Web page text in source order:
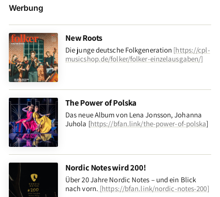
Werbung
New Roots
Die junge deutsche Folkgeneration [https://cpl-
musicshop.de/folker/folker-einzelausgaben/]
The Power of Polska
Das neue Album von Lena Jonsson, Johanna
Juhola [https://bfan.link/the-power-of-polska]
Nordic Notes wird 200!
Über 20 Jahre Nordic Notes – und ein Blick
nach vorn. [https://bfan.link/nordic-notes-200]